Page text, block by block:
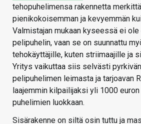
tehopuhelimensa rakennetta
pienikokoisemman ja kevyemmän
Valmistajan mukaan kyseessä ei
pelipuhelin, vaan se on suunnattu
tehokäyttäjille, kuten striimaajille ja
Yritys vaikuttaa siis selvästi
pelipuhelimen leimasta ja tarjoavan
laajemmin kilpailijaksi yli 1000
puhelimien luokkaan.
Sisärakenne on siltä osin tuttu ja